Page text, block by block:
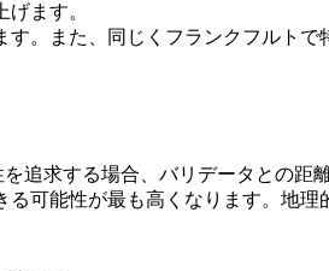
ます。
また、同じくフランクフルトで
追求する場合、バリデータとの距
可能性が最も高くなります。地